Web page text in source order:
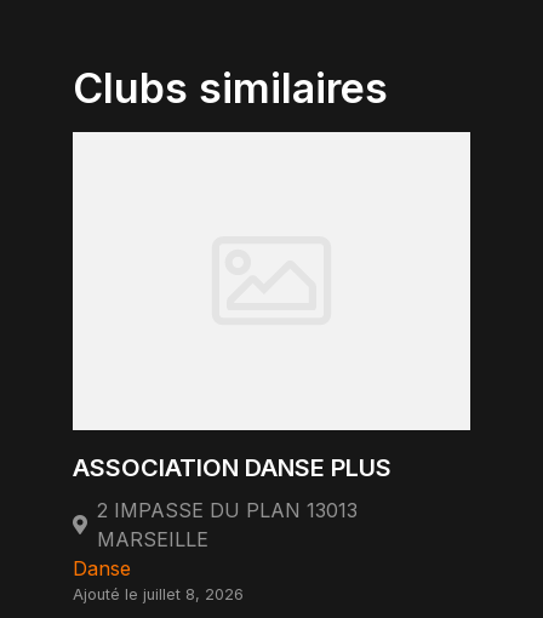
Clubs similaires
ASSOCIATION DANSE PLUS
2 IMPASSE DU PLAN 13013
MARSEILLE
Danse
Ajouté le juillet 8, 2026